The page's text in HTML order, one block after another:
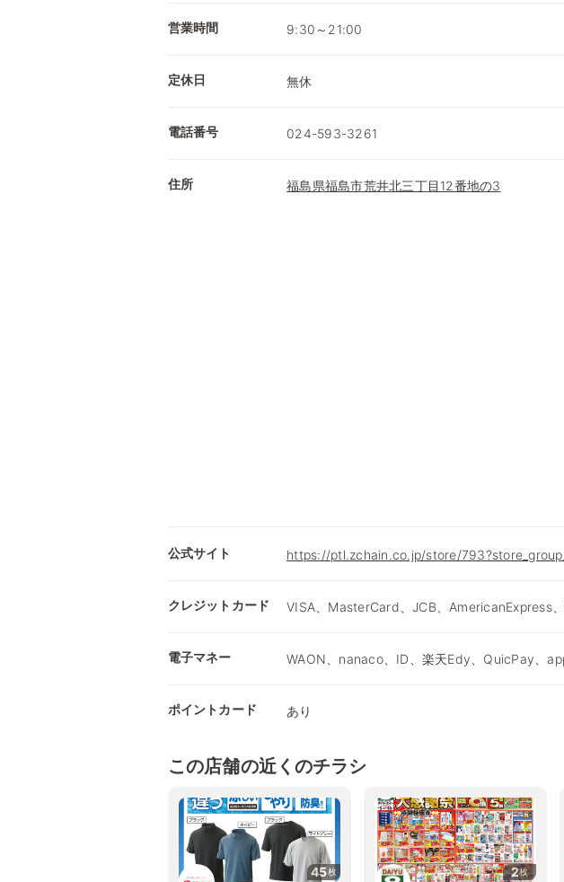
営業時間 9:30～21:00
定休日 無休
電話番号 024-593-3261
住所 福島県福島市荒井北三丁目12番地の3
公式サイト https://ptl.zchain.co.jp/store/
クレジットカード VISA、MasterCard、JCB、AmericanExpress
電子マネー WAON、nanaco、ID、楽天Edy、QuicPay、
ポイントカード あり
この店舗の近くのチラシ
45枚 2枚